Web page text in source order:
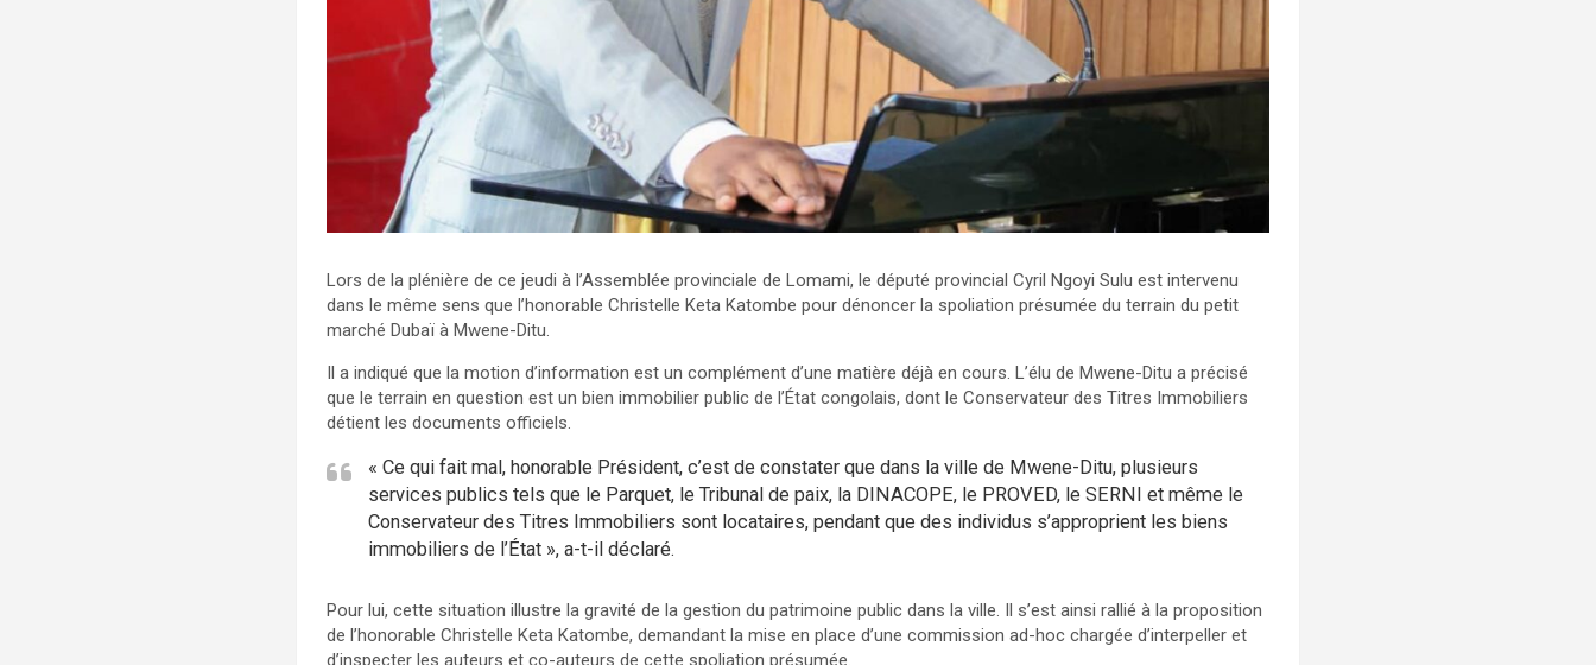
Lors de la plénière de ce jeudi à l’Assemblée provinciale de Lomami, le député provincial Cyril Ngoyi Sulu est intervenu
dans le même sens que l’honorable Christelle Keta Katombe pour dénoncer la spoliation présumée du terrain du petit
marché Dubaï à Mwene-Ditu.
Il a indiqué que la motion d’information est un complément d’une matière déjà en cours. L’élu de Mwene-Ditu a précisé
que le terrain en question est un bien immobilier public de l’État congolais, dont le Conservateur des Titres Immobiliers
détient les documents officiels.
« Ce qui fait mal, honorable Président, c’est de constater que dans la ville de Mwene-Ditu, plusieurs
services publics tels que le Parquet, le Tribunal de paix, la DINACOPE, le PROVED, le SERNI et même le
Conservateur des Titres Immobiliers sont locataires, pendant que des individus s’approprient les biens
immobiliers de l’État », a-t-il déclaré.
Pour lui, cette situation illustre la gravité de la gestion du patrimoine public dans la ville. Il s’est ainsi rallié à la proposition
de l’honorable Christelle Keta Katombe, demandant la mise en place d’une commission ad-hoc chargée d’interpeller et
d’inspecter les auteurs et co-auteurs de cette spoliation présumée.